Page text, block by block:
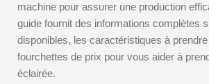
machine pour assurer une production
guide fournit des informations complètes
disponibles, les caractéristiques à
fourchettes de prix pour vous aider à
éclairée.